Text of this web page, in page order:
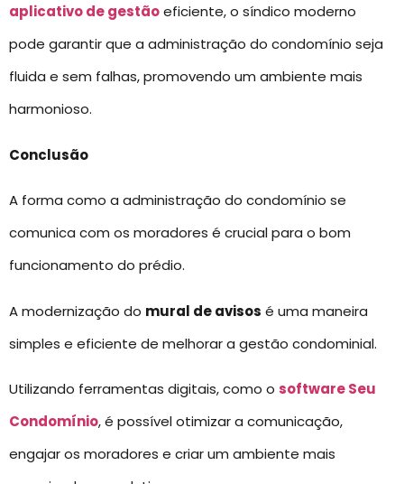
aplicativo de gestãoeficiente, o síndico moderno
pode garantir que a administração do condomínio seja
fluida e sem falhas, promovendo um ambiente mais
harmonioso.
Conclusão
A forma como a administração do condomínio se
comunica com os moradores é crucial para o bom
funcionamento do prédio.
A modernização do mural de avisos é uma maneira
simples e eficiente de melhorar a gestão condominial.
Utilizando ferramentas digitais, como o software Seu
Condomínio, é possível otimizar a comunicação,
engajar os moradores e criar um ambiente mais